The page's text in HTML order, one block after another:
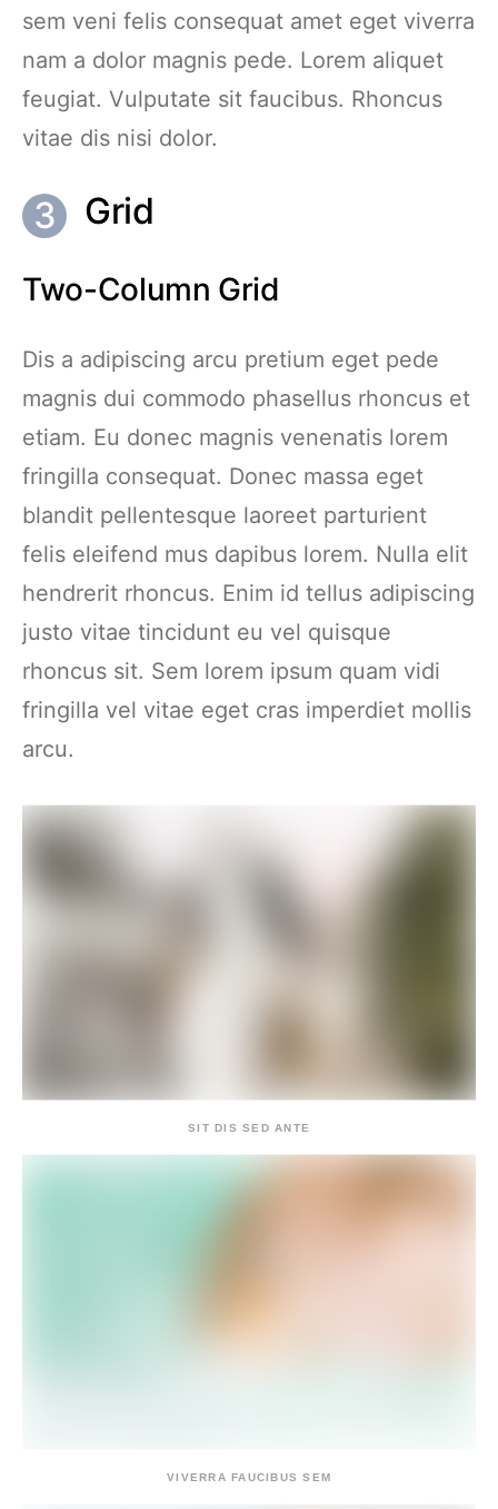
sem veni felis consequat amet eget viverra
nam a dolor magnis pede. Lorem aliquet
feugiat. Vulputate sit faucibus. Rhoncus
vitae dis nisi dolor.
Grid
Two-Column Grid
Dis a adipiscing arcu pretium eget pede
magnis dui commodo phasellus rhoncus et
etiam. Eu donec magnis venenatis lorem
fringilla consequat. Donec massa eget
blandit pellentesque laoreet parturient
felis eleifend mus dapibus lorem. Nulla elit
hendrerit rhoncus. Enim id tellus adipiscing
justo vitae tincidunt eu vel quisque
rhoncus sit. Sem lorem ipsum quam vidi
fringilla vel vitae eget cras imperdiet mollis
arcu.
SIT DIS SED ANTE
VIVERRA FAUCIBUS SEM